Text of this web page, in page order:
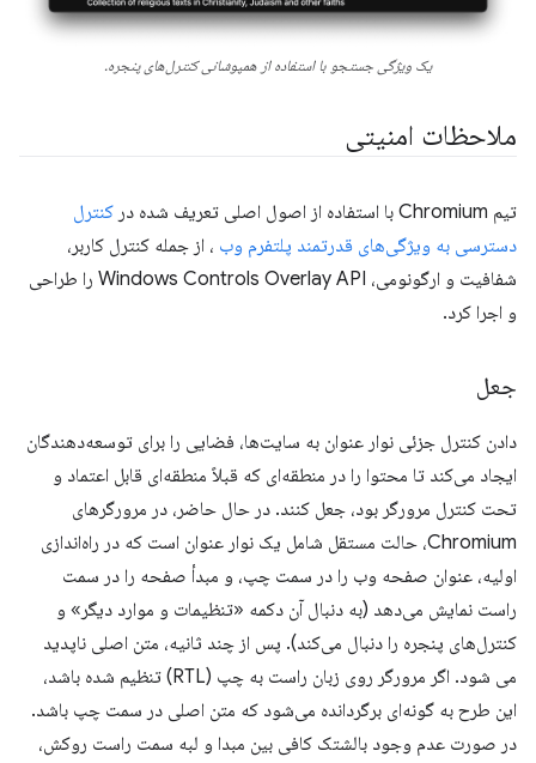
یک ویژگی جستجو با استفاده از همپوشانی کنترل‌های پنجره.
ملاحظات امنیتی
تیم Chromium با استفاده از اصول اصلی تعریف شده در
کنترل
دسترسی به ویژگی‌های قدرتمند پلتفرم وب ، از جمله کنترل کاربر،
شفافیت و ارگونومی، Windows Controls Overlay API را طراحی
و اجرا کرد.
جعل
دادن کنترل جزئی نوار عنوان به سایت‌ها، فضایی را برای توسعه‌دهندگان
ایجاد می‌کند تا محتوا را در منطقه‌ای که قبلاً منطقه‌ای قابل اعتماد و
تحت کنترل مرورگر بود، جعل کنند. در حال حاضر، در مرورگرهای
Chromium، حالت مستقل شامل یک نوار عنوان است که در راه‌اندازی
اولیه، عنوان صفحه وب را در سمت چپ، و مبدأ صفحه را در سمت
راست نمایش می‌دهد (به دنبال آن دکمه «تنظیمات و موارد دیگر» و
کنترل‌های پنجره را دنبال می‌کند). پس از چند ثانیه، متن اصلی ناپدید
می شود. اگر مرورگر روی زبان راست به چپ (RTL) تنظیم شده باشد،
این طرح به گونه‌ای برگردانده می‌شود که متن اصلی در سمت چپ باشد.
در صورت عدم وجود بالشتک کافی بین مبدا و لبه سمت راست روکش،